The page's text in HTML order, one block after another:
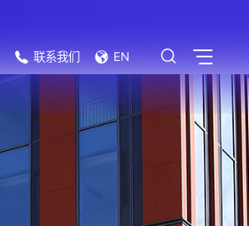
联系我们 EN